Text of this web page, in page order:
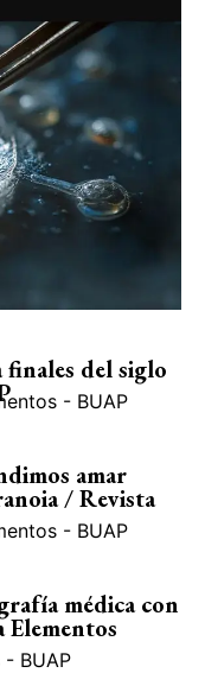
finales del siglo
- BUAP
amar
/ Revista
- BUAP
médica con
- BUAP